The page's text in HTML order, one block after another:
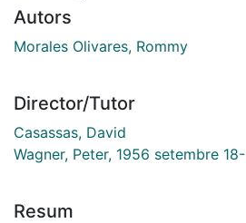
Autors
Morales Olivares, Rommy
Director/Tutor
Casassas, David
Wagner, Peter, 1956 setembre 18-
Resum